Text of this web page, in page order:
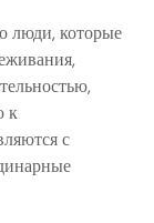
люди, которые
к
с